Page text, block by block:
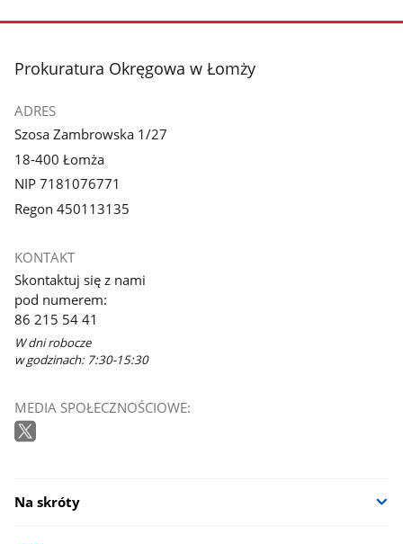
stopka
Prokuratura Okręgowa w Łomży
ADRES
Szosa Zambrowska 1/27
18-400 Łomża
NIP 7181076771
Regon 450113135
KONTAKT
Skontaktuj się z nami
pod numerem:
86 215 54 41
W dni robocze
w godzinach: 7:30-15:30
MEDIA SPOŁECZNOŚCIOWE:
Na skróty